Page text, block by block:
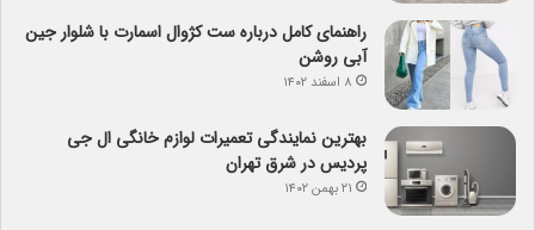
راهنمای کامل درباره ست کژوال اسمارت با شلوار جین
آبی روشن
۸ اسفند ۱۴۰۲
بهترین نمایندگی تعمیرات لوازم خانگی ال جی
پردیس در شرق تهران
۲۱ بهمن ۱۴۰۲